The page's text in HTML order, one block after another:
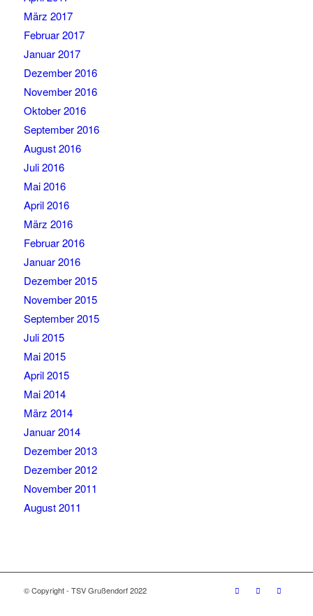
März 2017
Februar 2017
Januar 2017
Dezember 2016
November 2016
Oktober 2016
September 2016
August 2016
Juli 2016
Mai 2016
April 2016
März 2016
Februar 2016
Januar 2016
Dezember 2015
November 2015
September 2015
Juli 2015
Mai 2015
April 2015
Mai 2014
März 2014
Januar 2014
Dezember 2013
Dezember 2012
November 2011
August 2011
© Copyright - TSV Grußendorf 2022